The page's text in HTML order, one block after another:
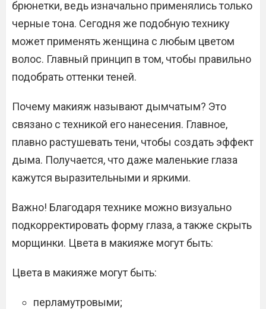
брюнетки, ведь изначально применялись только
черные тона. Сегодня же подобную технику
может применять женщина с любым цветом
волос. Главный принцип в том, чтобы правильно
подобрать оттенки теней.
Почему макияж называют дымчатым? Это
связано с техникой его нанесения. Главное,
плавно растушевать тени, чтобы создать эффект
дыма. Получается, что даже маленькие глаза
кажутся выразительными и яркими.
Важно! Благодаря технике можно визуально
подкорректировать форму глаза, а также скрыть
морщинки. Цвета в макияже могут быть:
Цвета в макияже могут быть:
перламутровыми;